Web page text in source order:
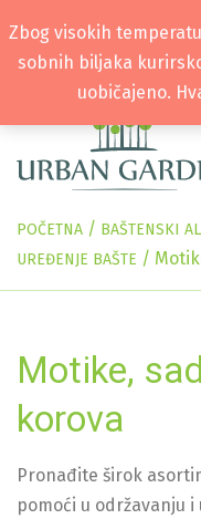
POČETNA / BAŠTENSKI
UREĐENJE BAŠTE /
Motike,
korova
Pronađite širok
pomoći u održavanju
Zbog visokih
sobnih biljaka
uobičajeno.